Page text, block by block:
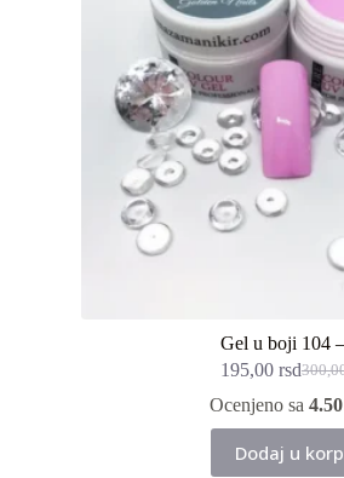
Gel u boji 104
cena
bila:
300,00
195,00 rsd
cena
Ocenjeno sa 4.50
Dodaj u